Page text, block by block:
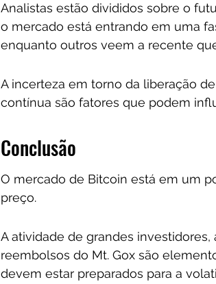
Analistas estão divididos sobre o
o mercado está entrando em uma
enquanto outros veem a recente
A incerteza em torno da liberação
contínua são fatores que podem
Conclusão
O mercado de Bitcoin está em um
preço.
A atividade de grandes
reembolsos do Mt. Gox são
devem estar preparados para a